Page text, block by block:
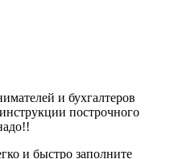
и бухгалтеров
построчного
и быстро заполните